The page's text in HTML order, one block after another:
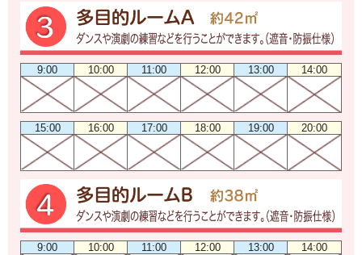
9:00 10:00 11:00 12:00 13:00 14:00
15:00 16:00 17:00 18:00 19:00 20:00
9:00 10:00 11:00 12:00 13:00 14:00